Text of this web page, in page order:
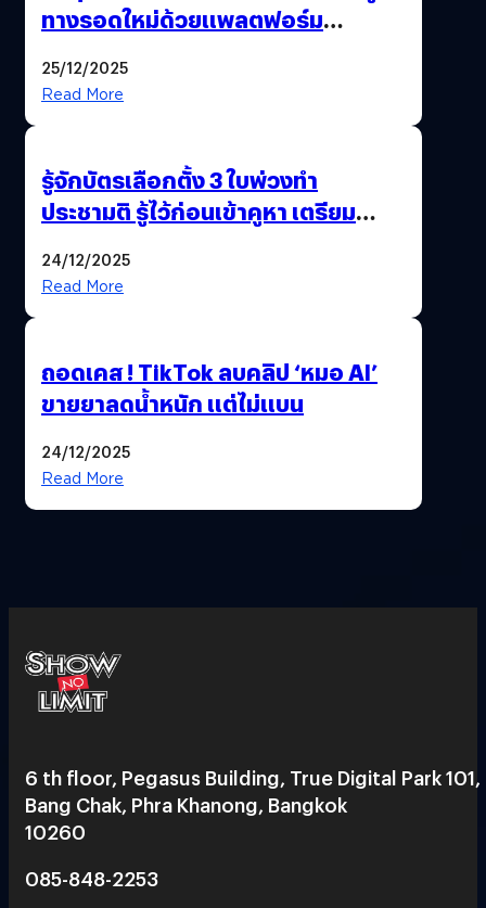
ทางรอดใหม่ด้วยแพลตฟอร์ม
25/12/2025
Read More
รู้จักบัตรเลือกตั้ง 3 ใบพ่วงทำ
ประชามติ รู้ไว้ก่อนเข้าคูหา เตรียม
24/12/2025
Read More
ถอดเคส ! TikTok ลบคลิป ‘หมอ AI’
ขายยาลดน้ำหนัก แต่ไม่แบน
24/12/2025
Read More
6 th floor, Pegasus Building, True Digital Park 101,
Bang Chak, Phra Khanong, Bangkok
10260
085-848-2253